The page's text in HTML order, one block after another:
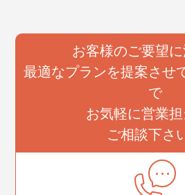
お客様のご要望に
最適なプランを提案させ
で
お気軽に営業
ご相談下さ